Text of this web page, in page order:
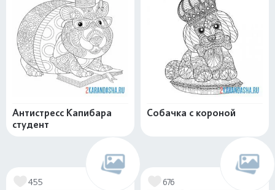
Антистресс Капибара
студент
Собачка с короной
455 676